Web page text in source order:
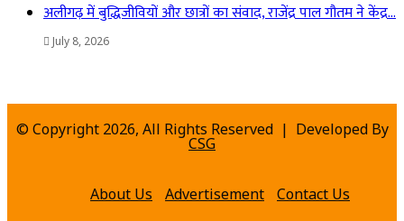
अलीगढ़ में बुद्धिजीवियों और छात्रों का संवाद, राजेंद्र पाल गौतम ने केंद्र…
July 8, 2026
© Copyright 2026, All Rights Reserved | Developed By
CSG
About Us Advertisement Contact Us